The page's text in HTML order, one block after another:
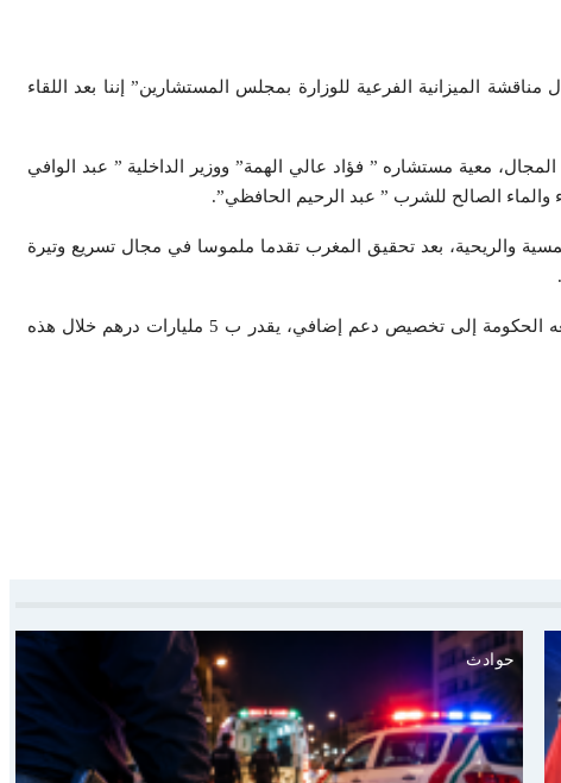
الميزانية الفرعية للوزارة بمجلس المستشارين” إننا بعد اللقاء
الجديدة في هذا المجال، معية مستشاره ” فؤاد عالي الهمة” ووزير الداخلية ” عبد الوافي
والماء الصالح للشرب ” عبد الرحيم الحافظي”.
والريحية، بعد تحقيق المغرب تقدما ملموسا في مجال تسريع وتيرة
وحسب المصادر التابعة للمكتب الوطني للكهرباء والماء الصالح للشرب، صرحت بإن المكتب يعاني من عجز مالي، الأمر الذي اضطرت معه الحكومة إلى تخصيص دعم إضافي، يقدر ب 5 مليارات درهم خلال هذه
حوادث